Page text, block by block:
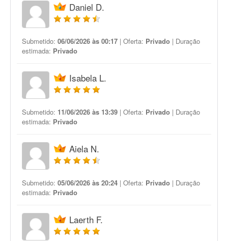
Daniel D.
Submetido: 06/06/2026 às 00:17 | Oferta: Privado | Duração
estimada: Privado
Isabela L.
Submetido: 11/06/2026 às 13:39 | Oferta: Privado | Duração
estimada: Privado
Aiela N.
Submetido: 05/06/2026 às 20:24 | Oferta: Privado | Duração
estimada: Privado
Laerth F.